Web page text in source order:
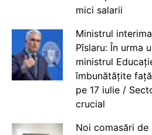
mici salarii
Ministrul
Pîslaru: În urma
ministrul
îmbunătățite
pe 17 iulie /
crucial
Noi comasări